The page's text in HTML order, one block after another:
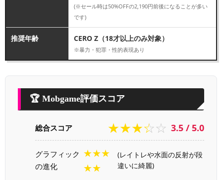
(※セール時は50%OFFの2,190円前後になることが多い
です)
推奨年齢 CERO Z（18才以上のみ対象）
※暴力・犯罪・性的表現あり
🏆 Mobgame評価スコア
総合スコア ★★★☆☆ 3.5 / 5.0
グラフィック
の進化
★★★
★★
(レイトレや水面の反射が段
違いに綺麗)